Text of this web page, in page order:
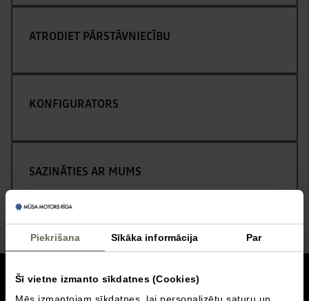
Piekrišana Sīkāka informācija Par
Šī vietne izmanto sīkdatnes (Cookies)
ATRODIET PĀRSTĀVNIECĪBU
KONFIGURATORS
SAZINĀTIES AR MUMS